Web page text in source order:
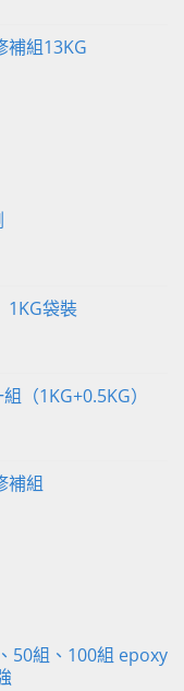
補組13KG
1KG袋裝
（1KG+0.5KG）
補組
50組、100組 epoxy